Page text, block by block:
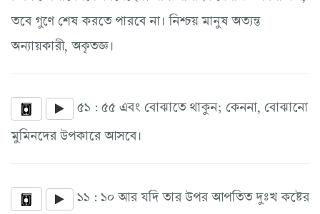
তবে গুণে শেষ করতে পারবে না। নিশ্চয় মানুষ অত্যন্ত
অন্যায়কারী, অকৃতজ্ঞ।
৫১ : ৫৫ এবং বোঝাতে থাকুন; কেননা, বোঝানো
মুমিনদের উপকারে আসবে।
১১ : ১০ আর যদি তার উপর আপতিত দুঃখ কষ্টের